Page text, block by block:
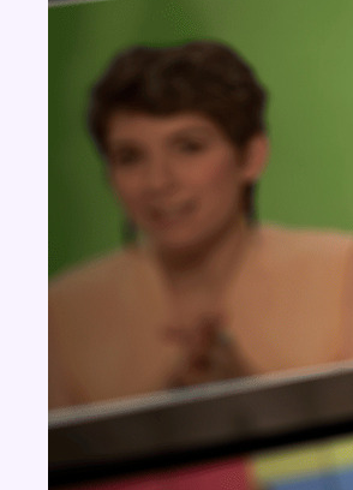
Aucun concours pour le moment